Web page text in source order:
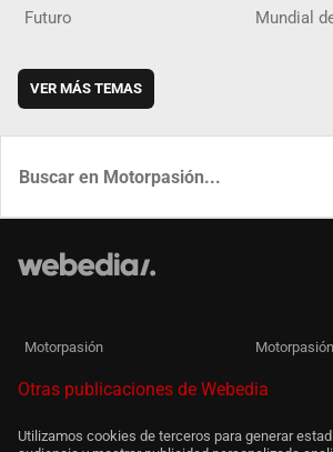
Futuro Mundial
VER MÁS TEMAS
Motorpasión
Otras publicaciones de Webedia
Utilizamos cookies de terceros para generar